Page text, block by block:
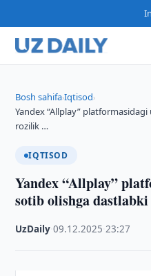
Bosh sahifa›Iqtisod›
Yandex “Allplay”
rozilik …
IQTISOD
Yandex “Allplay”
sotib olishga
UzDaily ·09.12.2025 ·23:27